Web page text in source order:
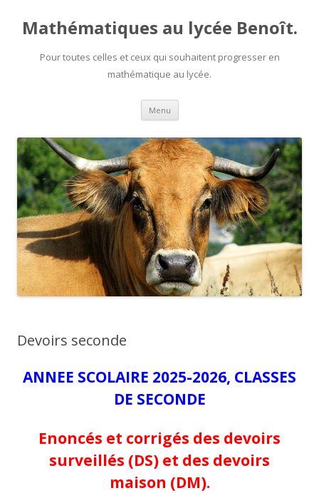
Mathématiques au lycée Benoît.
Pour toutes celles et ceux qui souhaitent progresser en
mathématique au lycée.
Menu Aller au contenu principal
Devoirs seconde
ANNEE SCOLAIRE 2025-2026, CLASSES
DE SECONDE
Enoncés et corrigés des devoirs
surveillés (DS) et des devoirs
maison (DM).